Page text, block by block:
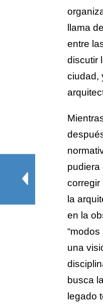
llama
entre
discutir
ciudad,
pudiera
corregir
la
en la
una
busca
legado